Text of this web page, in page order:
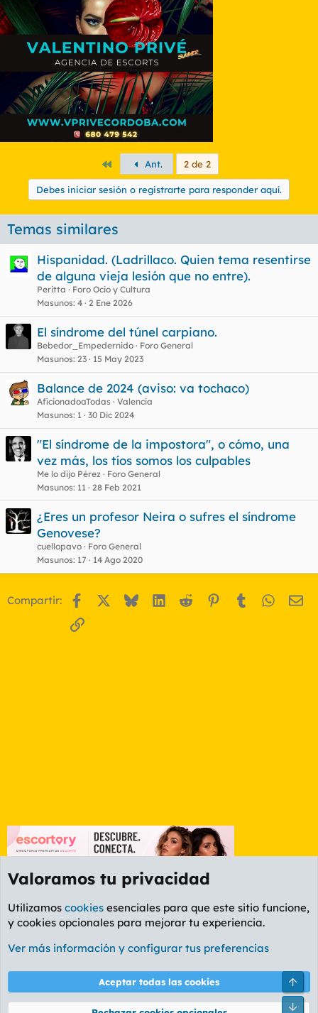
PrimeroAnt. 2 de 2
Debes iniciar sesión o registrarte para responder aquí.
Temas similares
Hispanidad. (Ladrillaco. Quien tema resentirse
de alguna vieja lesión que no entre).
Peritta
Foro Ocio y Cultura
Masunos 4 2 Ene 2026
El síndrome del túnel carpiano.
Bebedor_Empedernido
Foro General
Masunos 23 15 May 2023
Balance de 2024 (aviso: va tochaco)
AficionadoaTodas Valencia
Masunos 1 30 Dic 2024
"El síndrome de la impostora", o cómo, una
vez más, los tíos somos los culpables
Me lo dijo Pérez
Foro General
Masunos 11 28 Feb 2021
¿Eres un profesor Neira o sufres el síndrome
Genovese?
cuellopavo
Foro General
Masunos 17 14 Ago 2020
Compartir: Facebook BlueskyLinkedIn
Reddit Pinterest
Tumblr
Enlace
Foro General
Cookies
PL OLDSTYLE AMARILLO
Términos y reglas Política de privacidad Ayuda
Valoramos tu privacidad
Utilizamos cookies esenciales para que este sitio funcione,
y cookies opcionales para mejorar tu experiencia.
Ver más información y configurar tus preferencias
Aceptar todas las cookies
Pie